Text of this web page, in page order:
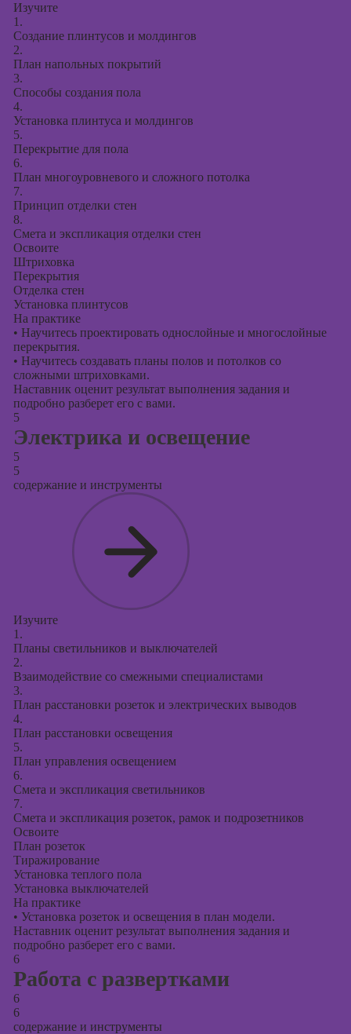
Изучите
1.
Создание плинтусов и молдингов
2.
План напольных покрытий
3.
Способы создания пола
4.
Установка плинтуса и молдингов
5.
Перекрытие для пола
6.
План многоуровневого и сложного потолка
7.
Принцип отделки стен
8.
Смета и экспликация отделки стен
Освоите
Штриховка
Перекрытия
Отделка стен
Установка плинтусов
На практике
• Научитесь проектировать однослойные и многослойные
перекрытия.
• Научитесь создавать планы полов и потолков со
сложными штриховками.
Наставник оценит результат выполнения задания и
подробно разберет его с вами.
5
Электрика и освещение
5
5
содержание и инструменты
Изучите
1.
Планы светильников и выключателей
2.
Взаимодействие со смежными специалистами
3.
План расстановки розеток и электрических выводов
4.
План расстановки освещения
5.
План управления освещением
6.
Смета и экспликация светильников
7.
Смета и экспликация розеток, рамок и подрозетников
Освоите
План розеток
Тиражирование
Установка теплого пола
Установка выключателей
На практике
• Установка розеток и освещения в план модели.
Наставник оценит результат выполнения задания и
подробно разберет его с вами.
6
Работа с развертками
6
6
содержание и инструменты